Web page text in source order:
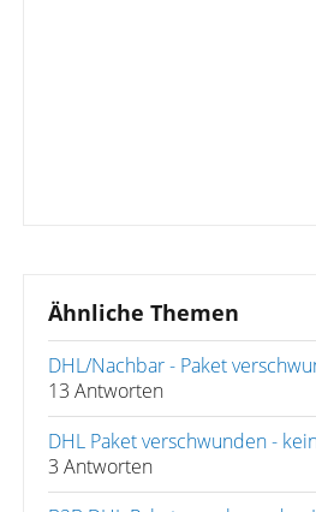
Ähnliche Themen
DHL/Nachbar - Paket
13 Antworten
DHL Paket verschwunden -
3 Antworten